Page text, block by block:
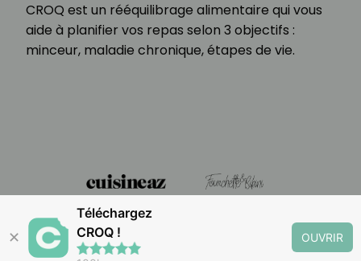
CROQ est un rééquilibrage alimentaire qui vous
aide à planifier vos repas selon 3 objectifs :
minceur, maladie chronique, étapes de vie.
✕
Téléchargez
CROQ !
OUVRIR